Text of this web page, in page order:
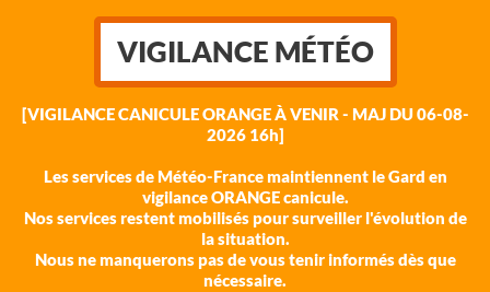
VIGILANCE MÉTÉO
[VIGILANCE CANICULE ORANGE À VENIR - MAJ DU 06-08-
2026 16h]
Les services de Météo-France maintiennent le Gard en
vigilance ORANGE canicule.
Nos services restent mobilisés pour surveiller l'évolution de
la situation.
Nous ne manquerons pas de vous tenir informés dès que
nécessaire.